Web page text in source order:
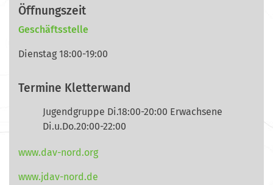
Öffnungszeit
Geschäftsstelle
Dienstag 18:00-19:00
Termine Kletterwand
Jugendgruppe Di.18:00-20:00 Erwachsene
Di.u.Do.20:00-22:00
www.dav-nord.org
www.jdav-nord.de